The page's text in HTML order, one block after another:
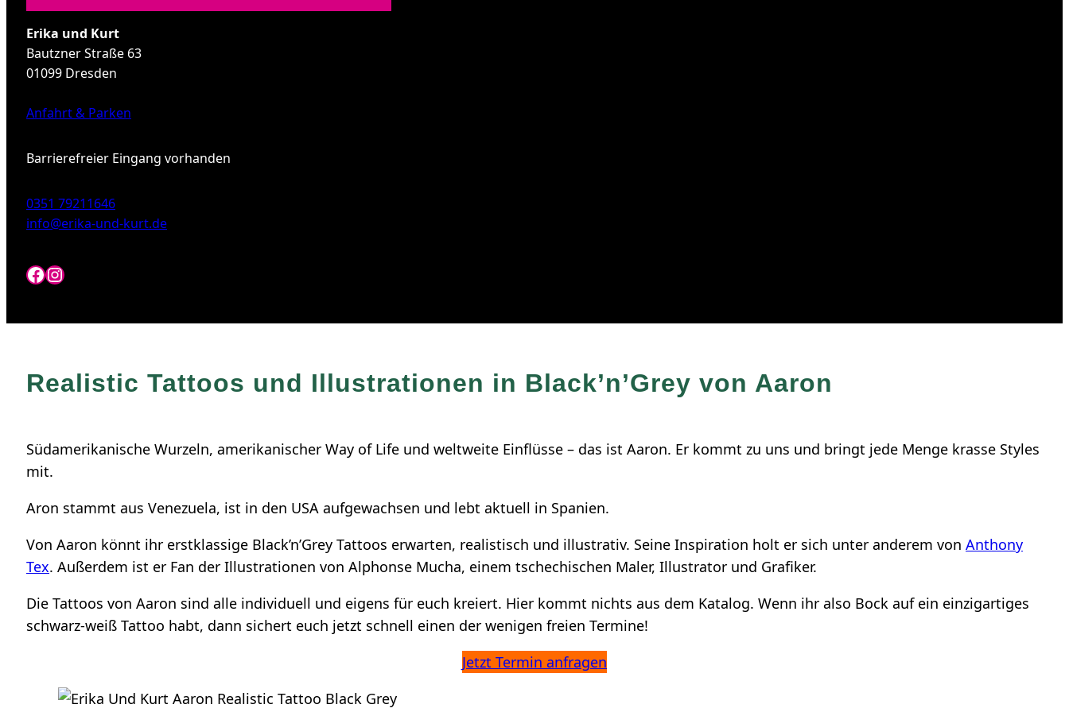
Erika und Kurt
Bautzner Straße 63
01099 Dresden
Anfahrt & Parken
Barrierefreier Eingang vorhanden
0351 79211646
info@erika-und-kurt.de
Facebook
Instagram
Realistic Tattoos und Illustrationen in Black’n’Grey von Aaron
Südamerikanische Wurzeln, amerikanischer Way of Life und weltweite Einflüsse – das ist Aaron. Er kommt zu uns und bringt jede Menge krasse Styles
mit.
Aron stammt aus Venezuela, ist in den USA aufgewachsen und lebt aktuell in Spanien.
Von Aaron könnt ihr erstklassige Black’n’Grey Tattoos erwarten, realistisch und illustrativ. Seine Inspiration holt er sich unter anderem von Anthony
Tex. Außerdem ist er Fan der Illustrationen von Alphonse Mucha, einem tschechischen Maler, Illustrator und Grafiker.
Die Tattoos von Aaron sind alle individuell und eigens für euch kreiert. Hier kommt nichts aus dem Katalog. Wenn ihr also Bock auf ein einzigartiges
schwarz-weiß Tattoo habt, dann sichert euch jetzt schnell einen der wenigen freien Termine!
Jetzt Termin anfragen